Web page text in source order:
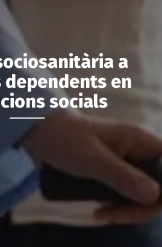
a
dependents en
socials